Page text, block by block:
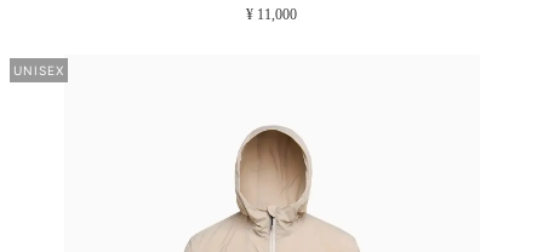
¥ 11,000
UNISEX